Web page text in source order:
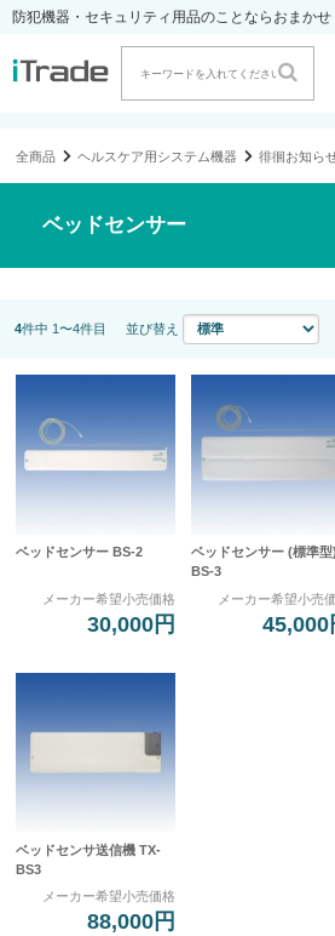
防犯機器・セキュリティ用品のことならおまかせ
全商品 ヘルスケア用システム機器 徘徊お知ら
ベッドセンサー
4件中 1〜4件目 並び替え
ベッドセンサー BS-2
メーカー希望小売価格
30,000円
ベッドセンサー (標準型)
BS-3
メーカー希望小売
45,000
ベッドセンサ送信機 TX-
BS3
メーカー希望小売価格
88,000円